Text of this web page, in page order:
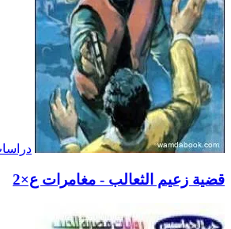
قضية زعيم الثعالب - مغامرات ع×2